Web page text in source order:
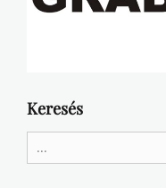
Keresés
for: